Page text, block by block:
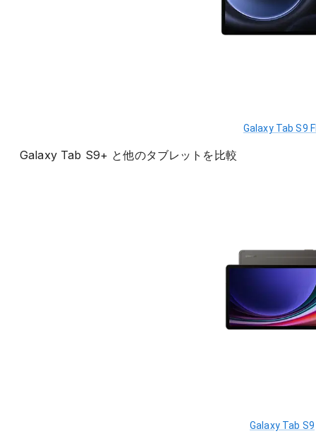
Galaxy Tab S9
Galaxy Tab S9+ と他のタブレット を比較
Galaxy Tab S9